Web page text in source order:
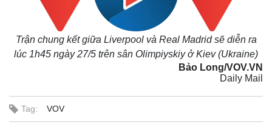
Trận chung kết giữa Liverpool và Real Madrid sẽ diễn ra
lúc 1h45 ngày 27/5 trên sân Olimpiyskiy ở Kiev (Ukraine)
Bảo Long/VOV.VN
Daily Mail
Tag: VOV